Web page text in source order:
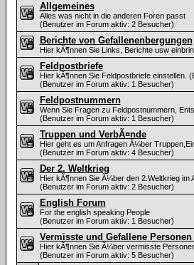
Allgemeines
Alles was nicht in die anderen Foren passt
(Benutzer im Forum aktiv: 2 Besucher)
Berichte von Gefallenenbergungen
Hier kÃ¶nnen Sie Links, Berichte usw
Feldpostbriefe
Hier kÃ¶nnen Sie Feldpostbriefe einstellen.
(Benutzer im Forum aktiv: 1 Besucher)
Feldpostnummern
Wenn Sie Fragen zu Feldpostnummern,
(Benutzer im Forum aktiv: 1 Besucher)
Truppen und VerbÃ¤nde
Hier geht es um Anfragen Ã¼ber
(Benutzer im Forum aktiv: 4 Besucher)
Der 2. Weltkrieg
Hier kÃ¶nnen Sie Ã¼ber den 2.Weltkrieg im
(Benutzer im Forum aktiv: 2 Besucher)
English Forum
For the english speaking People
(Benutzer im Forum aktiv: 1 Besucher)
Vermisste und Gefallene Personen
Hier kÃ¶nnen Sie Ã¼ber vermisste
(Benutzer im Forum aktiv: 5 Besucher)